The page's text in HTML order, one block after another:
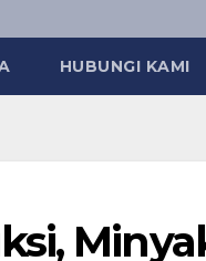
HUBUNGI KAMI